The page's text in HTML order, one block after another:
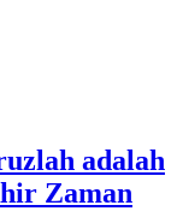
adalah
Zaman